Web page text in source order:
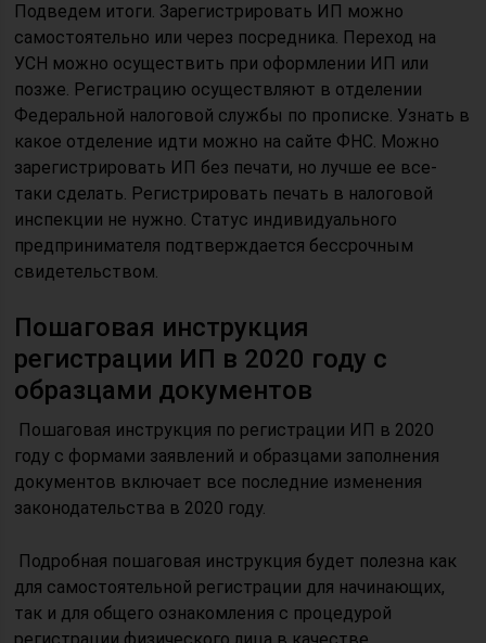
Подведем итоги. Зарегистрировать ИП можно
самостоятельно или через посредника. Переход на
УСН можно осуществить при оформлении ИП или
позже. Регистрацию осуществляют в отделении
Федеральной налоговой службы по прописке. Узнать в
какое отделение идти можно на сайте ФНС. Можно
зарегистрировать ИП без печати, но лучше ее все-
таки сделать. Регистрировать печать в налоговой
инспекции не нужно. Статус индивидуального
предпринимателя подтверждается бессрочным
свидетельством.
Пошаговая инструкция
регистрации ИП в 2020 году с
образцами документов
Пошаговая инструкция по регистрации ИП в 2020
году с формами заявлений и образцами заполнения
документов включает все последние изменения
законодательства в 2020 году.
Подробная пошаговая инструкция будет полезна как
для самостоятельной регистрации для начинающих,
так и для общего ознакомления с процедурой